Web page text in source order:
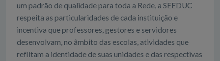
um padrão de qualidade para toda a Rede, a SEEDUC
respeita as particularidades de cada instituição e
incentiva que professores, gestores e servidores
desenvolvam, no âmbito das escolas, atividades que
reflitam a identidade de suas unidades e das respectivas